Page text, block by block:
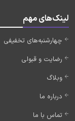
لینک‌های مهم
چهارشنبه‌های تخفیفی
رضایت و قبولی
وبلاگ
درباره ما
تماس با ما